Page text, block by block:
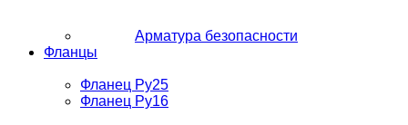
Арматура безопасности
Фланцы
Фланец Ру25
Фланец Ру16